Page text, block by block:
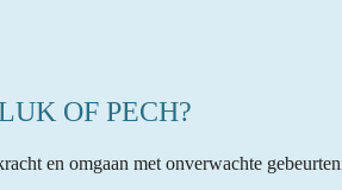
OF PECH?
en omgaan met onverwachte